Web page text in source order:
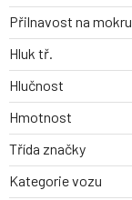
Přilnavost na mokru
Hluk tř.
Hlučnost
Hmotnost
Třída značky
Kategorie vozu